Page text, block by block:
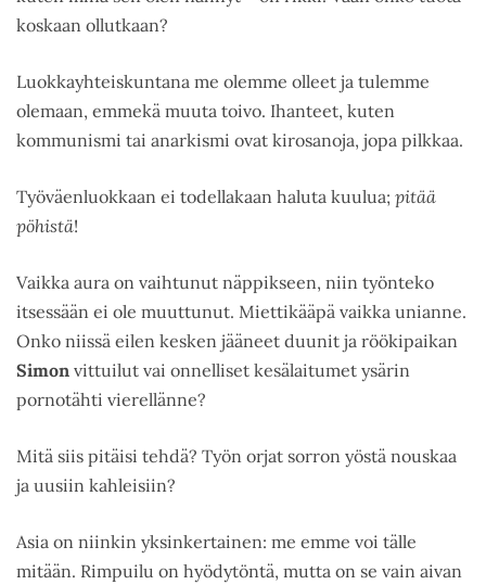
koskaan ollutkaan?
Luokkayhteiskuntana me olemme olleet ja tulemme
olemaan, emmekä muuta toivo. Ihanteet, kuten
kommunismi tai anarkismi ovat kirosanoja, jopa pilkkaa.
Työväenluokkaan ei todellakaan haluta kuulua; pitää
pöhistä!
Vaikka aura on vaihtunut näppikseen, niin työnteko
itsessään ei ole muuttunut. Miettikääpä vaikka unianne.
Onko niissä eilen kesken jääneet duunit ja röökipaikan
Simon vittuilut vai onnelliset kesälaitumet ysärin
pornotähti vierellänne?
Mitä siis pitäisi tehdä? Työn orjat sorron yöstä nouskaa
ja uusiin kahleisiin?
Asia on niinkin yksinkertainen: me emme voi tälle
mitään. Rimpuilu on hyödytöntä, mutta on se vain aivan